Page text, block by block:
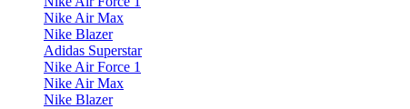
Nike Air Max
Nike Blazer
Adidas Superstar
Nike Air Force 1
Nike Air Max
Nike Blazer